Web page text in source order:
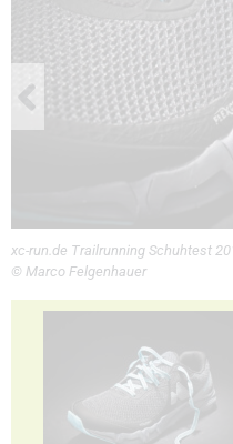
xc-run.de Trailrunning Schuhtest
© Marco Felgenhauer